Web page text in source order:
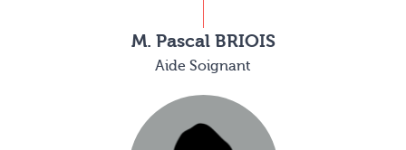
M. Pascal BRIOIS
Aide Soignant